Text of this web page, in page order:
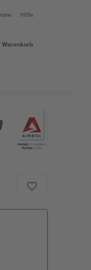
Hilfe
Warenkorb